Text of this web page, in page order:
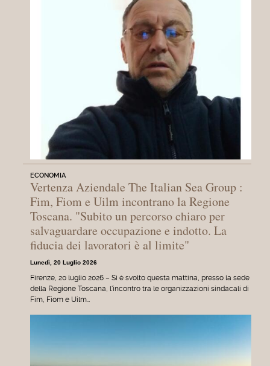
ECONOMIA
Vertenza Aziendale The Italian Sea Group :
Fim, Fiom e Uilm incontrano la Regione
Toscana. "Subito un percorso chiaro per
salvaguardare occupazione e indotto. La
fiducia dei lavoratori è al limite"
Lunedì, 20 Luglio 2026
Firenze, 20 luglio 2026 – Si è svolto questa mattina, presso la sede
della Regione Toscana, l'incontro tra le organizzazioni sindacali di
Fim, Fiom e Uilm…